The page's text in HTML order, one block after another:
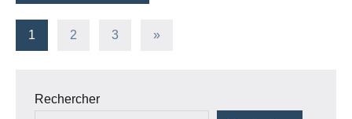
Pagination
publications
1 2 3
Articles
»
Rechercher